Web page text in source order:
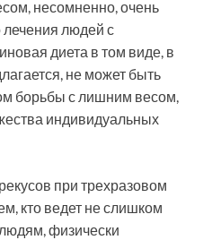
несомненно, очень
людей с
диета в том виде, в
не может быть
борьбы с лишним весом,
индивидуальных
при трехразовом
кто ведет не слишком
физически